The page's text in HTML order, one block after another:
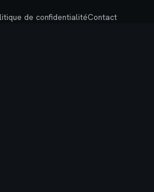
de confidentialitéContact